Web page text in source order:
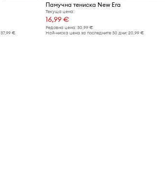
37,99 €
Памучна тениска New Era
Текуща цена:
16,99 €
Редовна цена: 30,99 €
Най-ниска цена за последните 30 дни: 20,99 €